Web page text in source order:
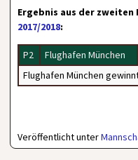
Ergebnis aus der zweiten
2017/2018:
P2 Flughafen München
Flughafen München
Veröffentlicht unter